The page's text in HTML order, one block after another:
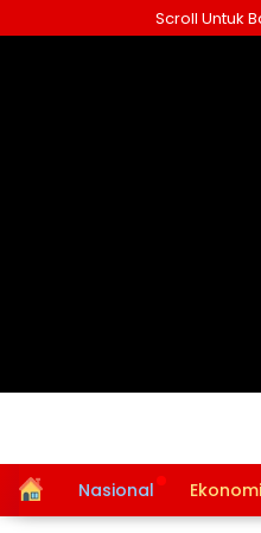
ke
Scroll Untuk
HomeNasional